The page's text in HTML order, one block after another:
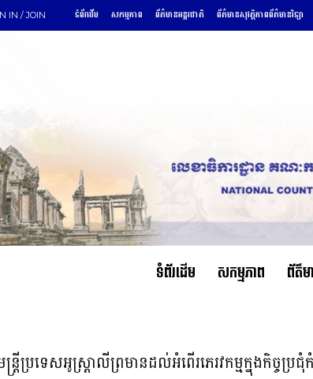
IN / JOIN ទំព័រដើម សកម្មភាព ព័ត៌មានអន្តរជាតិ ព័ត៌មានសុវត្ថិភាពព័ត៌មានវិទ្យា
ទំព័រដើម សកម្មភាព ព័ត៌ម
ន្រ្តីប្រទេសអូស្រ្តាលីព្រមានដល់អំពើរភេរវកម្មក្នុងកិច្ចប្